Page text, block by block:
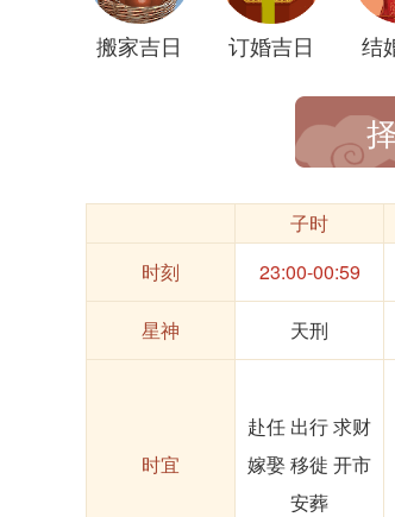
搬家吉日 订婚吉日 结
子时
时刻
23:00-00:59
星神 天刑
时宜
赴任 出行 求财
嫁娶 移徙 开市
安葬